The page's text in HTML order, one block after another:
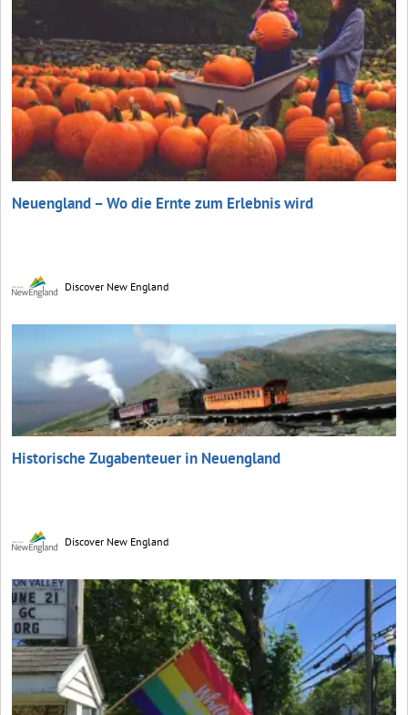
Neuengland – Wo die Ernte zum Erlebnis wird
Discover New England
Historische Zugabenteuer in Neuengland
Discover New England